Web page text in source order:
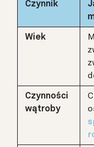
Czynnik
Wiek
Czynności
wątroby